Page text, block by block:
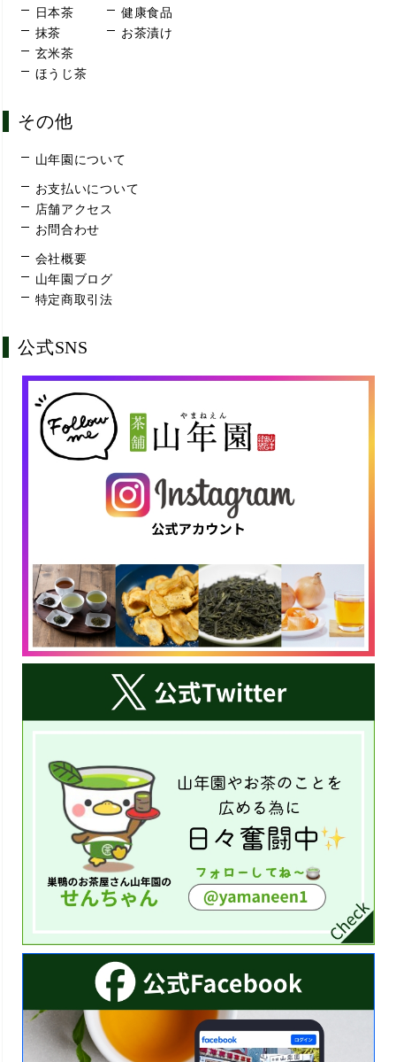
日本茶
抹茶
玄米茶
ほうじ茶
健康食品
お茶漬け
その他
山年園について
お支払いについて
店舗アクセス
お問合わせ
会社概要
山年園ブログ
特定商取引法
公式SNS